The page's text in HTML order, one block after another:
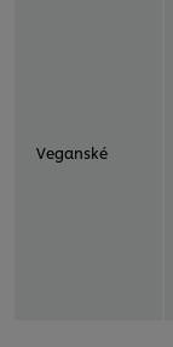
Veganské